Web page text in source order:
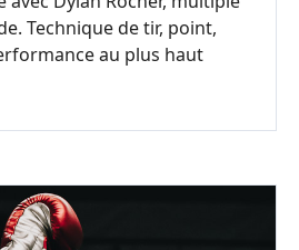
Technique de tir, point,
au plus haut